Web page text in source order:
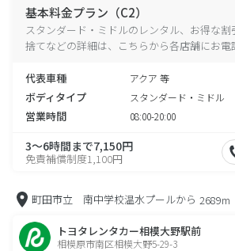
基本料金プラン（C2）
スタンダード・ミドルのレンタル、お得な割
捨てなどの詳細は、こちらから各店舗にお電
代表車種 アクア 等
ボディタイプ スタンダード・ミドル
営業時間 08:00-20:00
3～6時間まで7,150円
免責補償制度1,100円
町田市立 南中学校温水プールから 2689m
トヨタレンタカー相模大野駅前
相模原市南区相模大野5-29-3